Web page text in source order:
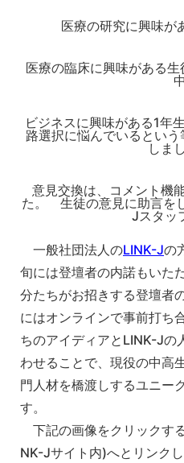
医療の研究に興味が
医療の臨床に興味がある
中
ビジネスに興味がある1
路選択に悩んでいるとい
しま
意見交換は、コメント機
た。 生徒の意見に助言を
Jスタッ
一般社団法人のLINK-Jの
旬には登壇者の内諾もいた
分たちがお招きする登壇者
にはオンラインで事前打ち
ちのアイディアとLINK-Jの
わせることで、現役の中高
門人材を橋渡しするユニー
す。
下記の画像をクリックす
NK-Jサイト内)へとリンク